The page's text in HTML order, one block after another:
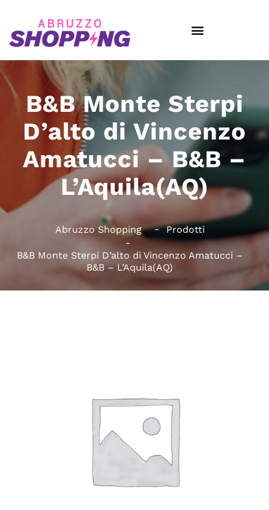
B&B Monte Sterpi
D’alto di Vincenzo
Amatucci – B&B –
L’Aquila(AQ)
Abruzzo Shopping Prodotti
B&B Monte Sterpi D’alto di Vincenzo Amatucci –
B&B – L’Aquila(AQ)